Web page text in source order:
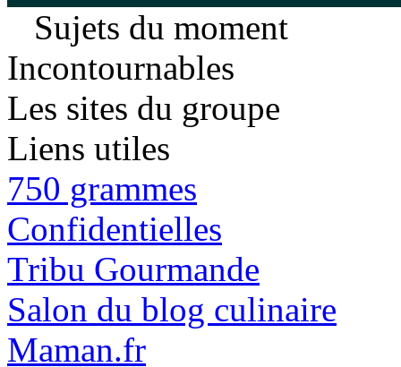
Sujets du moment
Incontournables
Les sites du groupe
Liens utiles
750 grammes
Confidentielles
Tribu Gourmande
Salon du blog culinaire
Maman.fr